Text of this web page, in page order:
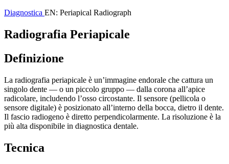
Diagnostica EN: Periapical Radiograph
Radiografia Periapicale
Definizione
La radiografia periapicale è un’immagine endorale che cattura un
singolo dente — o un piccolo gruppo — dalla corona all’apice
radicolare, includendo l’osso circostante. Il sensore (pellicola o
sensore digitale) è posizionato all’interno della bocca, dietro il dente.
Il fascio radiogeno è diretto perpendicolarmente. La risoluzione è la
più alta disponibile in diagnostica dentale.
Tecnica